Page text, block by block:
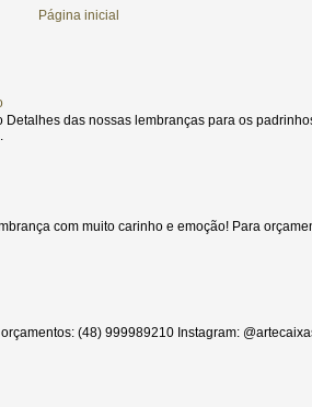
Página inicial
das nossas lembranças para os
com muito carinho e emoção! Para
(48) 999989210 Instagram: